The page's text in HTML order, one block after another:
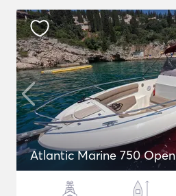
Atlantic Marine 750 Open